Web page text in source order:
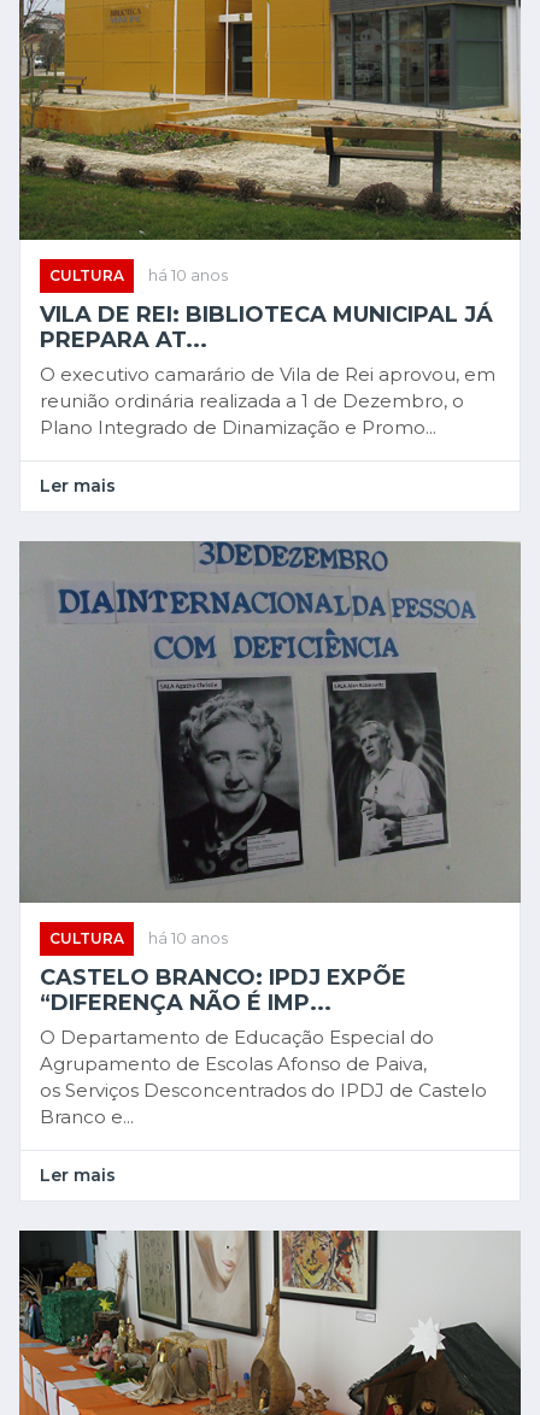
CULTURA há 10 anos
VILA DE REI: BIBLIOTECA MUNICIPAL JÁ
PREPARA AT...
O executivo camarário de Vila de Rei aprovou, em
reunião ordinária realizada a 1 de Dezembro, o
Plano Integrado de Dinamização e Promo...
Ler mais
CULTURA há 10 anos
CASTELO BRANCO: IPDJ EXPÕE
“DIFERENÇA NÃO É IMP...
O Departamento de Educação Especial do
Agrupamento de Escolas Afonso de Paiva,
os Serviços Desconcentrados do IPDJ de Castelo
Branco e...
Ler mais